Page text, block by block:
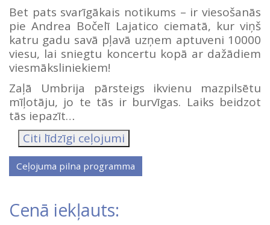
Bet pats svarīgākais notikums – ir viesošanās
pie Andrea Bočelī Lajatico ciematā, kur viņš
katru gadu savā pļavā uzņem aptuveni 10000
viesu, lai sniegtu koncertu kopā ar dažādiem
viesmāksliniekiem!
Zaļā Umbrija pārsteigs ikvienu mazpilsētu
mīļotāju, jo te tās ir burvīgas. Laiks beidzot
tās iepazīt…
Citi līdzīgi ceļojumi
Cenā iekļauts: